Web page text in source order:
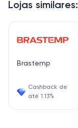
Lojas similares:
Brastemp
Cashback de
até 1.13%